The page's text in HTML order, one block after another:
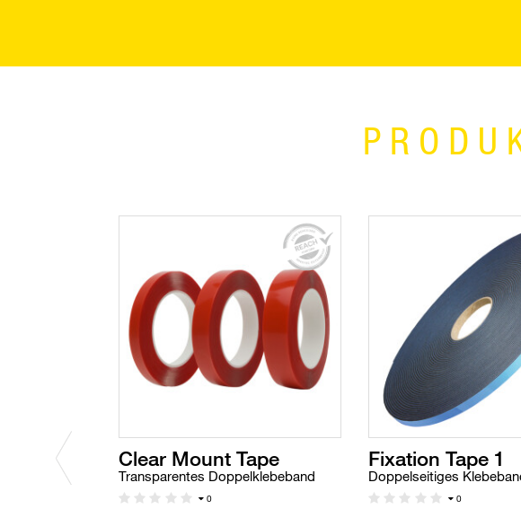
Clear Mount Tape
Transparentes Doppelklebeband
0
Fixation Tape 1
Doppelseitiges
0